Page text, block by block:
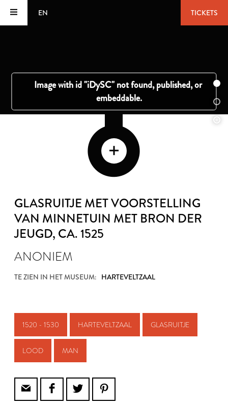
EN TICKETS
GLASRUITJE MET VOORSTELLING
VAN MINNETUIN MET BRON DER
JEUGD, CA. 1525
ANONIEM
TE ZIEN IN HET MUSEUM: HARTEVELTZAAL
1520 - 1530 HARTEVELTZAAL GLASRUITJE
LOOD MAN